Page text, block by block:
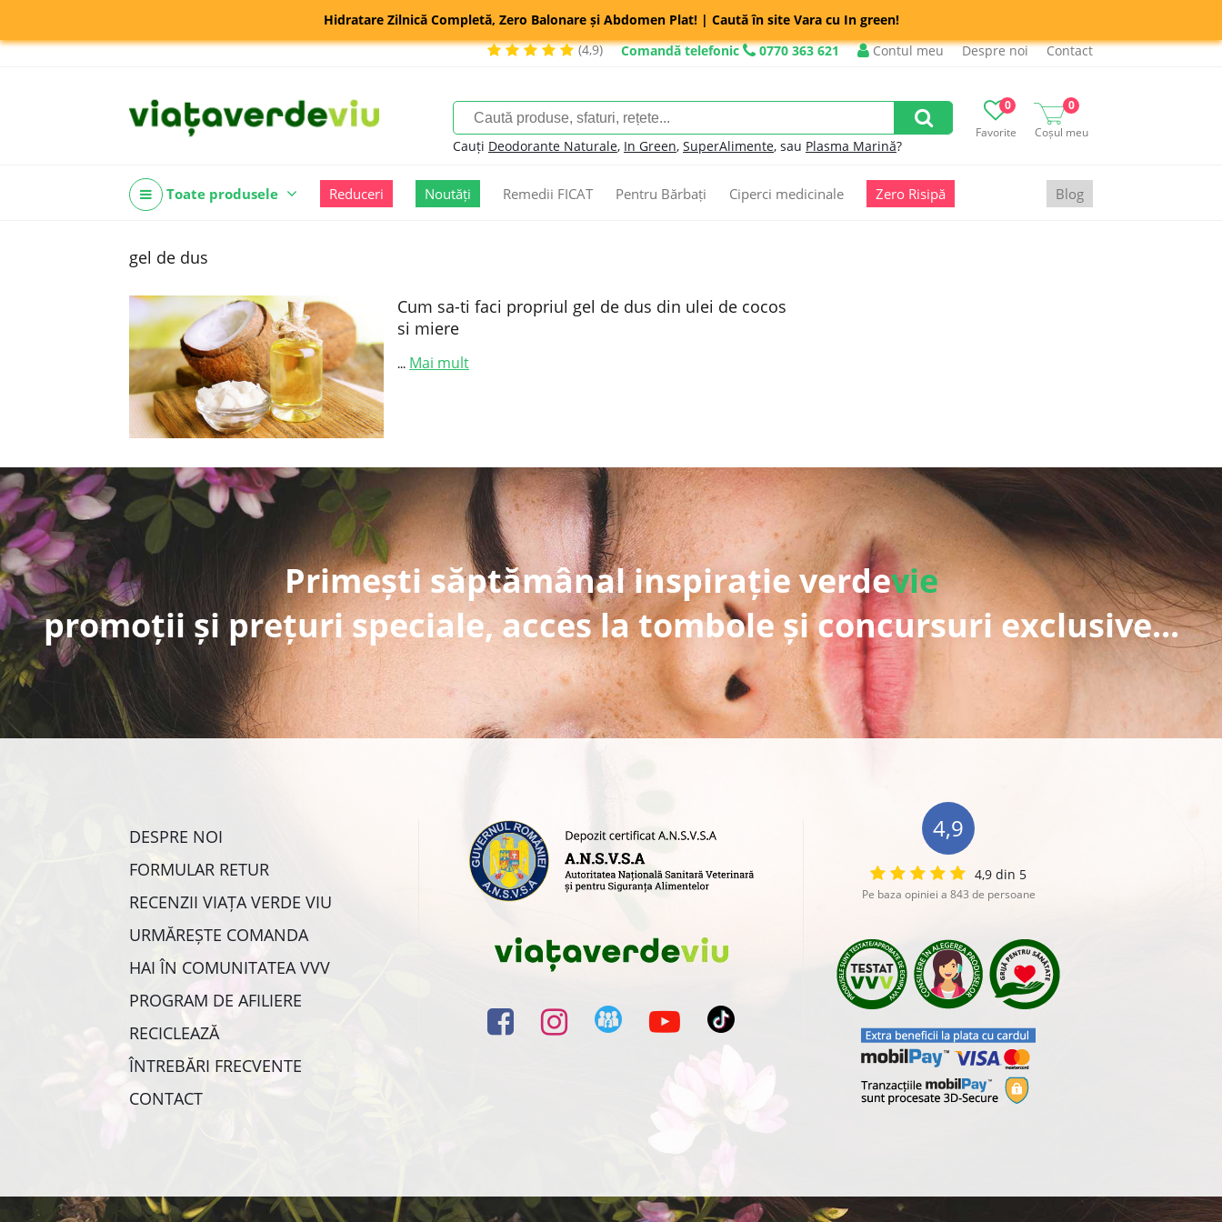
Hidratare Zilnică Completă, Zero Balonare și Abdomen Plat! | Caută în site Vara cu In green!
(4,9)
Comandă telefonic 0770 363 621 Contul meu Despre noi Contact
Favorite
0
Coșul meu
0
Cauți Deodorante Naturale, In Green, SuperAlimente, sau Plasma Marină?
Toate produsele Reduceri Noutăți Remedii FICAT Pentru Bărbați Ciperci medicinale Zero Risipă Blog
gel de dus
Cum sa-ti faci propriul gel de dus din ulei de cocos
si miere
... Mai mult
Primești săptămânal inspirație verdevie
promoții și prețuri speciale, acces la tombole și concursuri exclusive...
DESPRE NOI
FORMULAR RETUR
RECENZII VIAȚA VERDE VIU
URMĂREȘTE COMANDA
HAI ÎN COMUNITATEA VVV
PROGRAM DE AFILIERE
RECICLEAZĂ
ÎNTREBĂRI FRECVENTE
CONTACT
4,9
4,9 din 5
Pe baza opiniei a 843 de persoane